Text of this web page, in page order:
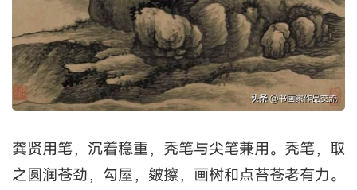
龚贤用笔，沉着稳重，秃笔与尖笔兼用。秃笔，取
之圆润苍劲，勾屋，皴擦，画树和点苔苍老有力。